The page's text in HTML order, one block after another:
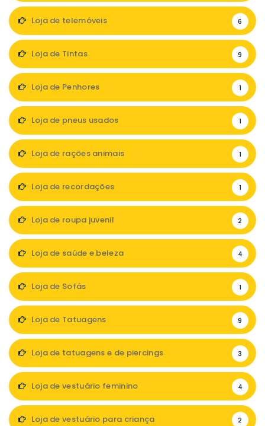
Loja de telemóveis 6
Loja de Tintas 9
Loja de Penhores 1
Loja de pneus usados 1
Loja de rações animais 1
Loja de recordações 1
Loja de roupa juvenil 2
Loja de saúde e beleza 4
Loja de Sofás 1
Loja de Tatuagens 9
Loja de tatuagens e de piercings 3
Loja de vestuário feminino 4
Loja de vestuário para criança 2